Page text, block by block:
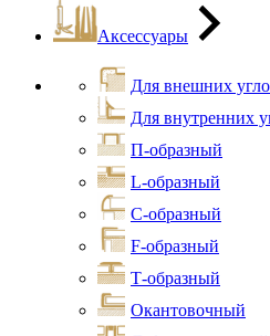
Аксессуары
Для внешних
Для внутренних
П-образный
L-образный
С-образный
F-образный
Т-образный
Окантовочный